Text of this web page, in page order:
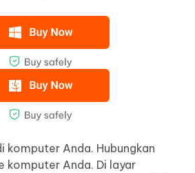
komputer Anda. Hubungkan
komputer Anda. Di layar